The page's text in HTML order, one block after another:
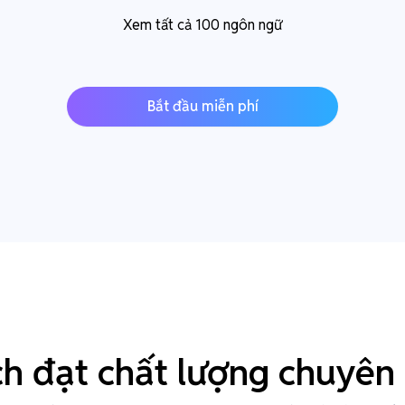
Xem tất cả 100 ngôn ngữ
Bắt đầu miễn phí
đạt chất lượng chuyên